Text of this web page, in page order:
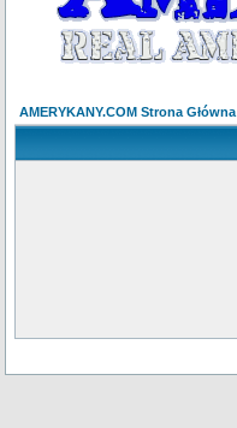
AMERYKANY.COM Strona Główna